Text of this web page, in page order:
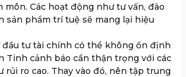
môn. Các hoạt động như tư vấn, đào
sản phẩm trí tuệ sẽ mang lại hiệu
đầu tư tài chính có thể không ổn định
Tinh cảnh báo cần thận trọng với các
rủi ro cao. Thay vào đó, nên tập trung